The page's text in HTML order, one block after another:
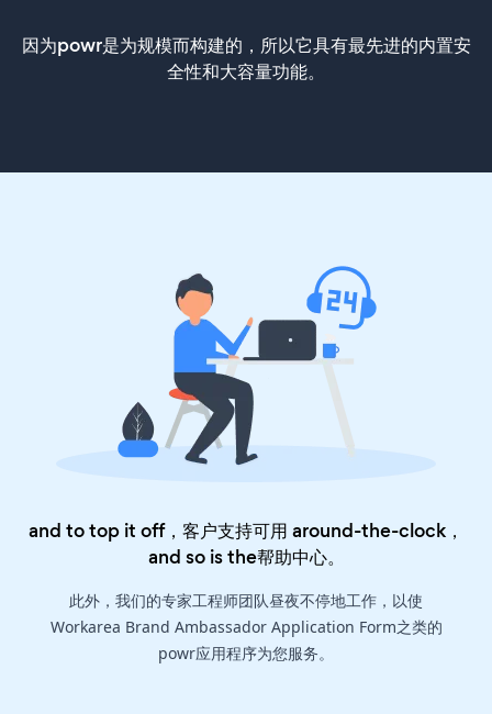
因为powr是为规模而构建的，所以它具有最先进的内置安
全性和大容量功能。
and to top it off，客户支持可用 around-the-clock，
and so is the帮助中心。
此外，我们的专家工程师团队昼夜不停地工作，以使
Workarea Brand Ambassador Application Form之类的
powr应用程序为您服务。